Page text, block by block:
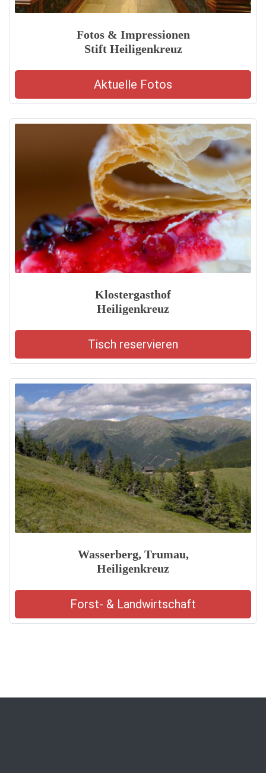
Fotos & Impressionen
Stift Heiligenkreuz
Aktuelle Fotos
Klostergasthof
Heiligenkreuz
Tisch reservieren
Wasserberg, Trumau,
Heiligenkreuz
Forst- & Landwirtschaft